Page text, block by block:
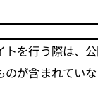
トを行う際は、
のが含まれてい